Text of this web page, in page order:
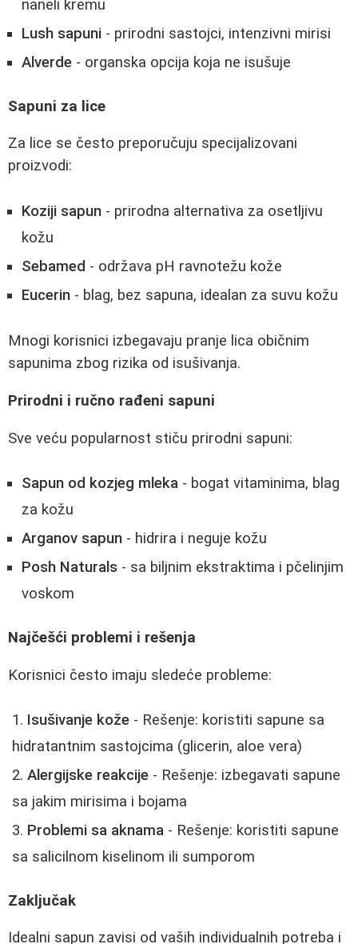
naneli kremu
Lush sapuni - prirodni sastojci, intenzivni mirisi
Alverde - organska opcija koja ne isušuje
Sapuni za lice
Za lice se često preporučuju specijalizovani
proizvodi:
Koziji sapun - prirodna alternativa za osetljivu
kožu
Sebamed - održava pH ravnotežu kože
Eucerin - blag, bez sapuna, idealan za suvu kožu
Mnogi korisnici izbegavaju pranje lica običnim
sapunima zbog rizika od isušivanja.
Prirodni i ručno rađeni sapuni
Sve veću popularnost stiču prirodni sapuni:
Sapun od kozjeg mleka - bogat vitaminima, blag
za kožu
Arganov sapun - hidrira i neguje kožu
Posh Naturals - sa biljnim ekstraktima i pčelinjim
voskom
Najčešći problemi i rešenja
Korisnici često imaju sledeće probleme:
Isušivanje kože - Rešenje: koristiti sapune sa
hidratantnim sastojcima (glicerin, aloe vera)
Alergijske reakcije - Rešenje: izbegavati sapune
sa jakim mirisima i bojama
Problemi sa aknama - Rešenje: koristiti sapune
sa salicilnom kiselinom ili sumporom
Zaključak
Idealni sapun zavisi od vaših individualnih potreba i